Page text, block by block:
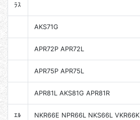
ﾗｽ
AKS71G
APR72P APR72L
APR75P APR75L
APR81L AKS81G APR81R
ｴﾙ
NKR66E NPR66L NKS66L VKR66K